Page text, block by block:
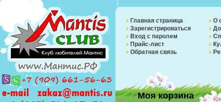
Главная страница
Зарегистрироваться
Вход с паролем
Прайс-лист
Обратная связь
О
Моя корзина